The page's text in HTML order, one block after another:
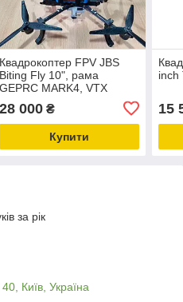
Квадрокоптер FPV JBS
Biting Fly 10", рама
GEPRC MARK4, VTX
система скиду
28 000₴
Купити
inch
15
за рік
Київ, Україна